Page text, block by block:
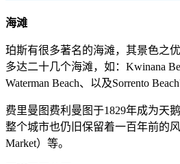
海滩
珀斯有很多著名的海滩，其景色之
多达二十几个海滩，如：Kwinana
Waterman Beach、以及Sorrento
费里曼图费利曼图于1829年成为天
整个城市也仍旧保留着一百年前的
Market）等。